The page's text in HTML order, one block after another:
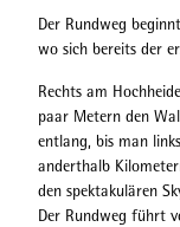
Der Rundweg
wo sich bereits der
Rechts am
paar Metern den
entlang, bis man
anderthalb
den spektakulären
Der Rundweg führt